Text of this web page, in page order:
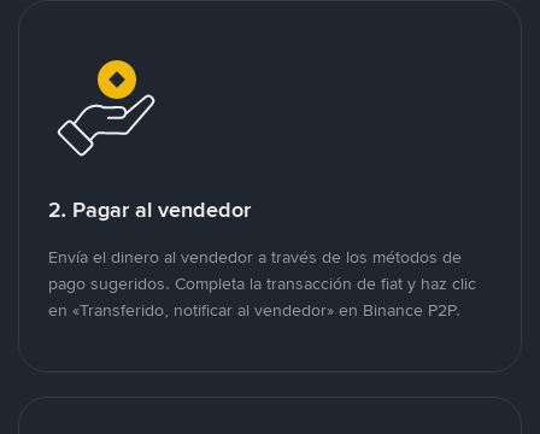
2. Pagar al vendedor
Envía el dinero al vendedor a través de los métodos de
pago sugeridos. Completa la transacción de fiat y haz clic
en «Transferido, notificar al vendedor» en Binance P2P.